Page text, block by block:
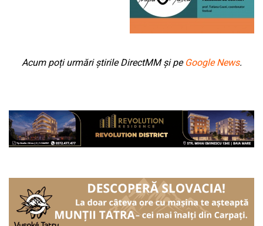
Acum poți urmări știrile DirectMM și pe Google News.